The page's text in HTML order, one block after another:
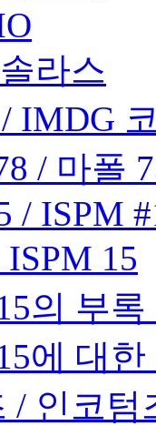
라스
IMDG
/ 마폴
/ ISPM
15
의 부록
에 대
/ 인코텀